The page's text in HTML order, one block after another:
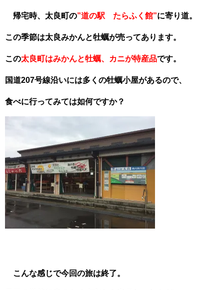
帰宅時、太良町の”道の駅 たらふく館”に寄り道。
この季節は太良みかんと牡蠣が売ってあります。
この太良町はみかんと牡蠣、カニが特産品です。
国道207号線沿いには多くの牡蠣小屋があるので、
食べに行ってみては如何ですか？
こんな感じで今回の旅は終了。